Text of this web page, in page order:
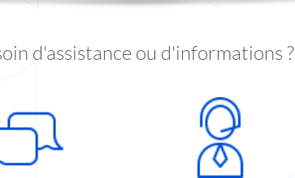
d'assistance ou d'informations ?